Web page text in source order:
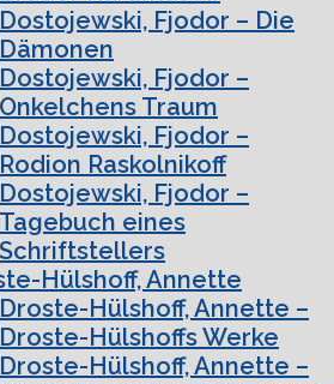
Dostojewski, Fjodor – Die
Dämonen
Dostojewski, Fjodor –
Onkelchens Traum
Dostojewski, Fjodor –
Rodion Raskolnikoff
Dostojewski, Fjodor –
Tagebuch eines
Schriftstellers
Hülshoff, Annette
Droste-Hülshoff, Annette –
Droste-Hülshoffs Werke
Droste-Hülshoff, Annette –